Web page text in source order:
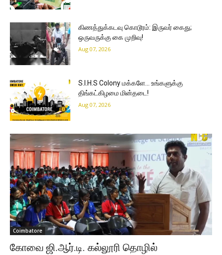
கிணத்துக்கடவு கொடூரம்: இருவர் கைது;
ஒருவருக்கு கை முறிவு!
Aug 07, 2026
S.I.H.S Colony மக்களே… உங்களுக்கு
திங்கட்கிழமை மின்தடை!
Aug 07, 2026
Coimbatore
கோவை ஜி.ஆர்.டி. கல்லூரி தொழில்